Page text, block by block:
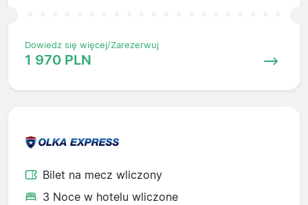
Dowiedz się więcej/Zarezerwuj
1 970 PLN
Bilet na mecz wliczony
3 Noce w hotelu wliczone